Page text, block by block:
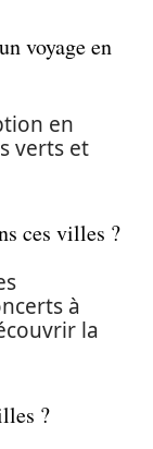
voyage en
en
verts et
ces villes ?
à
la
?